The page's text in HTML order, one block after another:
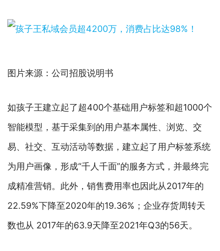
图片来源：公司招股说明书
如孩子王建立起了超400个基础用户标签和超1000个
智能模型，基于采集到的用户基本属性、浏览、交
易、社交、互动活动等数据，建立起了用户标签系统
为用户画像，形成“千人千面”的服务方式，并最终完
成精准营销。此外，销售费用率也因此从2017年的
22.59%下降至2020年的19.36%；企业存货周转天
数也从 2017年的63.9天降至2021年Q3的56天。